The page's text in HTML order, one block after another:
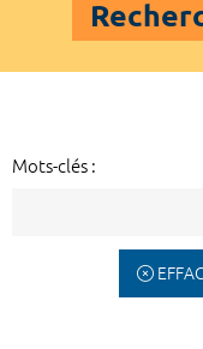
Mots-clés :